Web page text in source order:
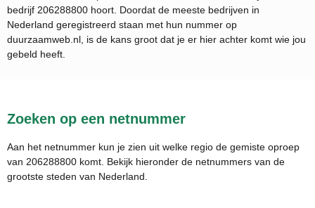
bedrijf 206288800 hoort. Doordat de meeste bedrijven in
Nederland geregistreerd staan met hun nummer op
duurzaamweb.nl, is de kans groot dat je er hier achter komt wie jou
gebeld heeft.
Zoeken op een netnummer
Aan het netnummer kun je zien uit welke regio de gemiste oproep
van 206288800 komt. Bekijk hieronder de netnummers van de
grootste steden van Nederland.